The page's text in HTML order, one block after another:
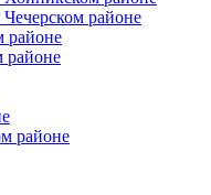
районе
районе
районе
районе